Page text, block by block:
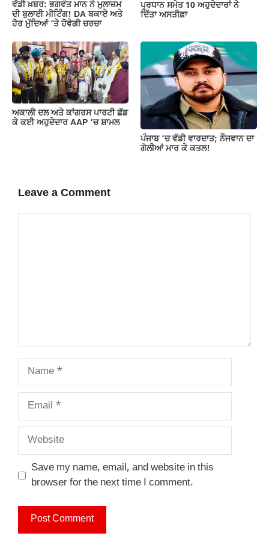
ਵੱਡੀ ਖ਼ਬਰ: ਭਗਵੰਤ ਮਾਨ ਨੇ ਮੁਲਾਜ਼ਮ
ਦੀ ਬੁਲਾਈ ਮੀਟਿੰਗ! DA ਬਕਾਏ ਅਤੇ
ਹੋਰ ਮੁੱਦਿਆਂ ‘ਤੇ ਹੋਵੇਗੀ ਚਰਚਾ
ਪ੍ਰਧਾਨ ਸਮੇਤ 10 ਅਹੁਦੇਦਾਰਾਂ ਨੇ
ਦਿੱਤਾ ਅਸਤੀਫ਼ਾ
ਅਕਾਲੀ ਦਲ ਅਤੇ ਕਾਂਗਰਸ ਪਾਰਟੀ ਛੱਡ
ਕੇ ਕਈ ਅਹੁਦੇਦਾਰ AAP ‘ਚ ਸ਼ਾਮਲ
ਪੰਜਾਬ ‘ਚ ਵੱਡੀ ਵਾਰਦਾਤ; ਨੌਜਵਾਨ ਦਾ
ਗੋਲੀਆਂ ਮਾਰ ਕੇ ਕਤਲ!
Leave a Comment
Name
Email
Website
Save my name, email, and website in this
browser for the next time I comment.